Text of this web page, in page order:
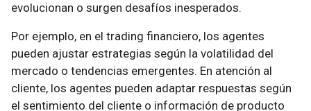
evolucionan o surgen desafíos inesperados.
Por ejemplo, en el trading financiero, los agentes
pueden ajustar estrategias según la volatilidad del
mercado o tendencias emergentes. En atención al
cliente, los agentes pueden adaptar respuestas según
el sentimiento del cliente o información de producto